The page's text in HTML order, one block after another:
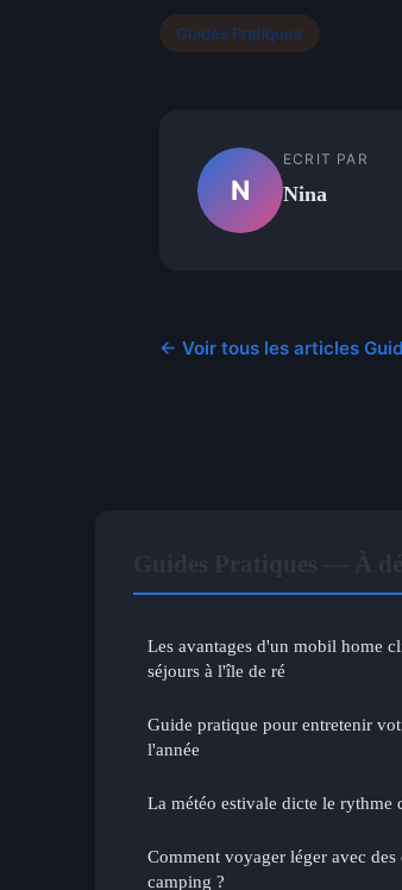
Guides Pratiques
N
ECRIT PAR
Nina
← Voir tous les articles
Les avantages d'un mobil home
séjours à l'île de ré
Guide pratique pour entretenir
l'année
La météo estivale dicte le rythme
Comment voyager léger avec des
camping ?